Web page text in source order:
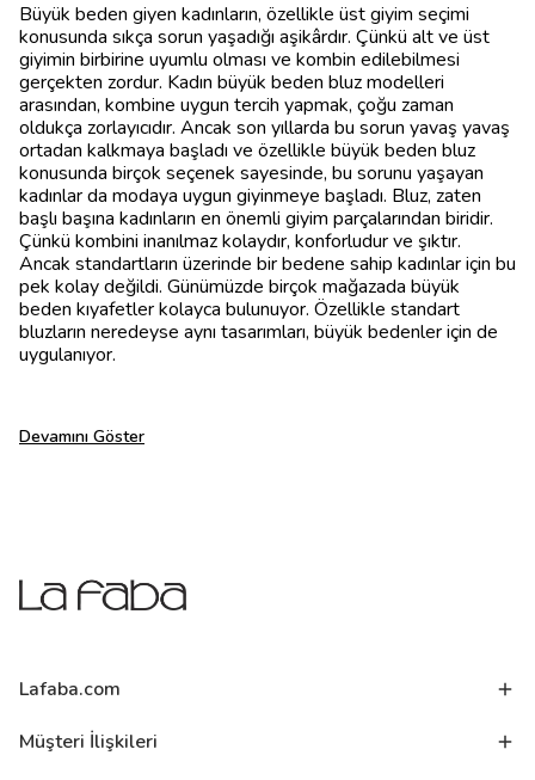
Büyük beden giyen kadınların, özellikle üst giyim seçimi
konusunda sıkça sorun yaşadığı aşikârdır. Çünkü alt ve üst
giyimin birbirine uyumlu olması ve kombin edilebilmesi
gerçekten zordur. Kadın büyük beden bluz modelleri
arasından, kombine uygun tercih yapmak, çoğu zaman
oldukça zorlayıcıdır. Ancak son yıllarda bu sorun yavaş yavaş
ortadan kalkmaya başladı ve özellikle büyük beden bluz
konusunda birçok seçenek sayesinde, bu sorunu yaşayan
kadınlar da modaya uygun giyinmeye başladı. Bluz, zaten
başlı başına kadınların en önemli giyim parçalarından biridir.
Çünkü kombini inanılmaz kolaydır, konforludur ve şıktır.
Ancak standartların üzerinde bir bedene sahip kadınlar için bu
pek kolay değildi. Günümüzde birçok mağazada büyük
beden kıyafetler kolayca bulunuyor. Özellikle standart
bluzların neredeyse aynı tasarımları, büyük bedenler için de
uygulanıyor.
Devamını Göster
Lafaba.com
Müşteri İlişkileri